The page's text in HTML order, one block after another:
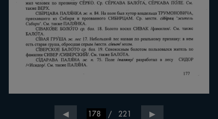
◀ / 221 ▶